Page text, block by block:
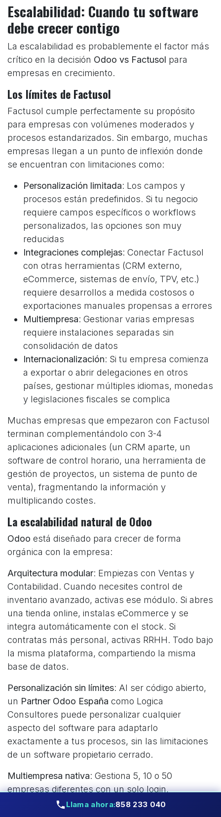
Llama ahora:858 233 040
Escalabilidad: Cuando tu software
debe crecer contigo
La escalabilidad es probablemente el factor más
crítico en la decisión Odoo vs Factusol para
empresas en crecimiento.
Los límites de Factusol
Factusol cumple perfectamente su propósito
para empresas con volúmenes moderados y
procesos estandarizados. Sin embargo, muchas
empresas llegan a un punto de inflexión donde
se encuentran con limitaciones como:
Personalización limitada: Los campos y
procesos están predefinidos. Si tu negocio
requiere campos específicos o workflows
personalizados, las opciones son muy
reducidas
Integraciones complejas: Conectar Factusol
con otras herramientas (CRM externo,
eCommerce, sistemas de envío, TPV, etc.)
requiere desarrollos a medida costosos o
exportaciones manuales propensas a errores
Multiempresa: Gestionar varias empresas
requiere instalaciones separadas sin
consolidación de datos
Internacionalización: Si tu empresa comienza
a exportar o abrir delegaciones en otros
países, gestionar múltiples idiomas, monedas
y legislaciones fiscales se complica
Muchas empresas que empezaron con Factusol
terminan complementándolo con 3-4
aplicaciones adicionales (un CRM aparte, un
software de control horario, una herramienta de
gestión de proyectos, un sistema de punto de
venta), fragmentando la información y
multiplicando costes.
La escalabilidad natural de Odoo
Odoo está diseñado para crecer de forma
orgánica con la empresa:
Arquitectura modular: Empiezas con Ventas y
Contabilidad. Cuando necesites control de
inventario avanzado, activas ese módulo. Si abres
una tienda online, instalas eCommerce y se
integra automáticamente con el stock. Si
contratas más personal, activas RRHH. Todo bajo
la misma plataforma, compartiendo la misma
base de datos.
Personalización sin límites: Al ser código abierto,
un Partner Odoo España como Logica
Consultores puede personalizar cualquier
aspecto del software para adaptarlo
exactamente a tus procesos, sin las limitaciones
de un software propietario cerrado.
Multiempresa nativa: Gestiona 5, 10 o 50
empresas diferentes con un solo login,
consolidando datos o manteniéndolos separados